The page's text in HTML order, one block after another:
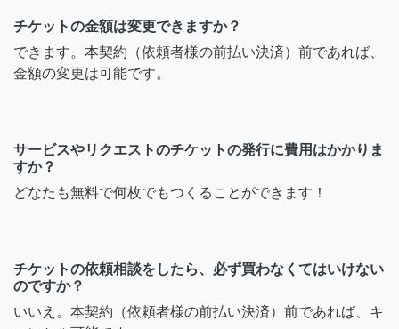
チケットの金額は変更できますか？
できます。本契約（依頼者様の前払い決済）前であれば、
金額の変更は可能です。
サービスやリクエストのチケットの発行に費用はかかりま
すか？
どなたも無料で何枚でもつくることができます！
チケットの依頼相談をしたら、必ず買わなくてはいけない
のですか？
いいえ。本契約（依頼者様の前払い決済）前であれば、キ